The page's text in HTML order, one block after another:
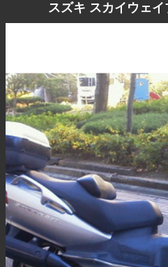
スズキ スカイウェ